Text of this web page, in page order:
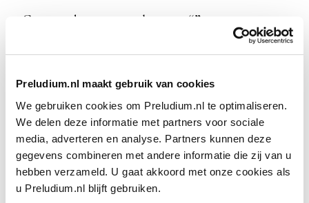
Preludium.nl maakt gebruik van cookies
We gebruiken cookies om Preludium.nl te optimaliseren.
We delen deze informatie met partners voor sociale
media, adverteren en analyse. Partners kunnen deze
gegevens combineren met andere informatie die zij van u
hebben verzameld. U gaat akkoord met onze cookies als
u Preludium.nl blijft gebruiken.
Geen resultaten gevonden voor “”.